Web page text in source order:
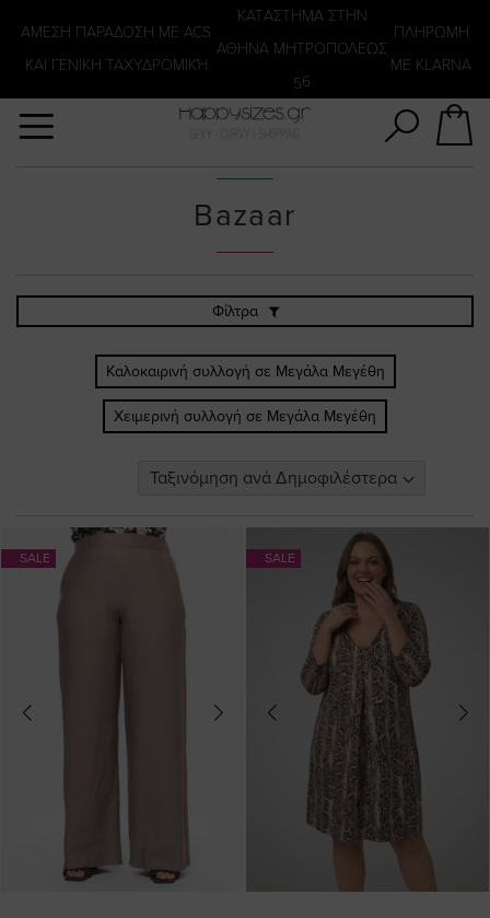
ΑΜΕΣΗ ΠΑΡΑΔΟΣΗ ΜΕ ACS
ΚΑΙ ΓΕΝΙΚΗ ΤΑΧΥΔΡΟΜΙΚΉ
KATΑΣΤΗΜΑ ΣΤΗΝ
ΑΘΗΝΑ ΜΗΤΡΟΠΟΛΕΩΣ
56
ΠΛΗΡΩΜΗ
ΜΕ KLARNA
Bazaar
Φίλτρα
Καλοκαιρινή συλλογή σε Μεγάλα Μεγέθη
Χειμερινή συλλογή σε Μεγάλα Μεγέθη
SALE SALE
Αναζήτηση